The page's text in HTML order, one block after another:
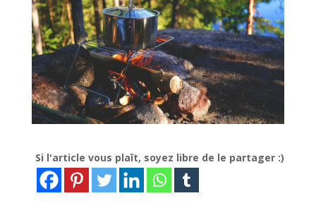
Si l'article vous plaît, soyez libre de le partager :)